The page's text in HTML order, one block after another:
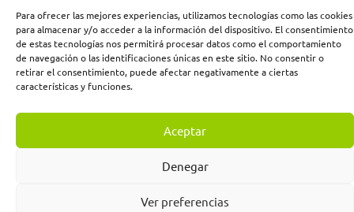
Para ofrecer las mejores experiencias, utilizamos tecnologías como las cookies
para almacenar y/o acceder a la información del dispositivo. El consentimiento
de estas tecnologías nos permitirá procesar datos como el comportamiento
de navegación o las identificaciones únicas en este sitio. No consentir o
retirar el consentimiento, puede afectar negativamente a ciertas
características y funciones.
Aceptar
Denegar
Ver preferencias
personas trabajadoras autónomas, y a cualquier contratación
indefinida ordinaria por parte de pymes.